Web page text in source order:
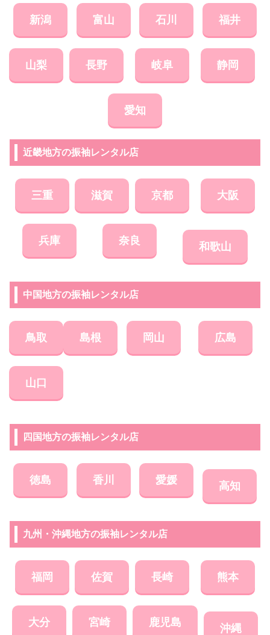
新潟 富山 石川 福井
山梨 長野 岐阜 静岡
愛知
近畿地方の振袖レンタル店
三重 滋賀 京都 大阪
兵庫 奈良 和歌山
中国地方の振袖レンタル店
鳥取 島根 岡山 広島
山口
四国地方の振袖レンタル店
徳島 香川 愛媛 高知
九州・沖縄地方の振袖レンタル店
福岡 佐賀 長崎 熊本
大分 宮崎 鹿児島 沖縄